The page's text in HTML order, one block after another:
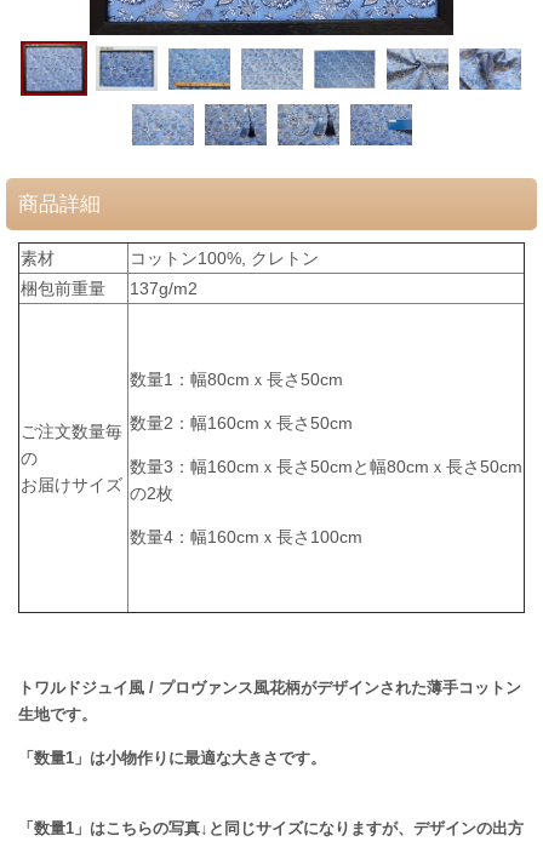
商品詳細
素材
コットン100%, クレトン
梱包前重量
137g/m2
ご注文数量毎
の
お届けサイズ
数量1：幅80cmｘ長さ50cm
数量2：幅160cmｘ長さ50cm
数量3：幅160cmｘ長さ50cmと幅80cmｘ長さ50cm
の2枚
数量4：幅160cmｘ長さ100cm
トワルドジュイ風 / プロヴァンス風花柄がデザインされた薄手コットン
生地です。
「数量1」は小物作りに最適な大きさです。
「数量1」はこちらの写真↓と同じサイズになりますが、デザインの出方